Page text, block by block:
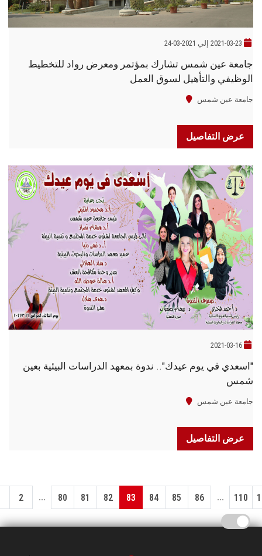
2021-03-23 إلي 2021-03-24
جامعة عين شمس تشارك بمؤتمر ومعرض رواد للتخطيط
الوظيفي والتأهيل لسوق العمل
جامعة عين شمس
عرض التفاصيل
2021-03-16
"اسعدي في يوم عيدك".. ندوة بمعهد الدراسات البيئية بعين
شمس
جامعة عين شمس
عرض التفاصيل
2 ... 80 81 82 83 84 85 86 ... 110